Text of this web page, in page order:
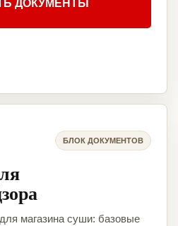
ДОКУМЕНТЫ
БЛОК ДОКУМЕНТОВ
магазина суши: базовые